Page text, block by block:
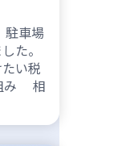
車場
た。
い税
み 相